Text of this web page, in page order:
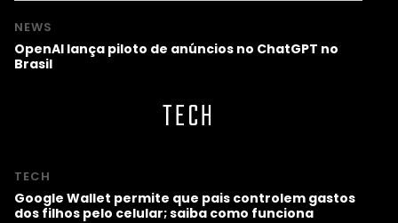
NEWS
OpenAI lança piloto de anúncios no ChatGPT no
Brasil
TECH
TECH
Google Wallet permite que pais controlem gastos
dos filhos pelo celular; saiba como funciona